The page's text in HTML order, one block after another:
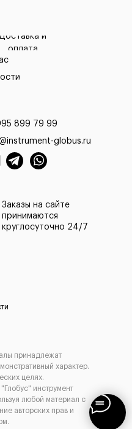
и оплатить
шоу-руме
инструмента
Заказы на сайте
принимаются
круглосуточно 24/7
899 79 99
globus.ru
и
оплата
принадлежат
характер.
целях.
инструмент
любой материал с
авторских прав и